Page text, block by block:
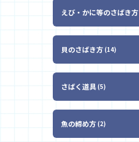
えび・かに等のさばき方
貝のさばき方 14
さばく道具 5
魚の締め方 2